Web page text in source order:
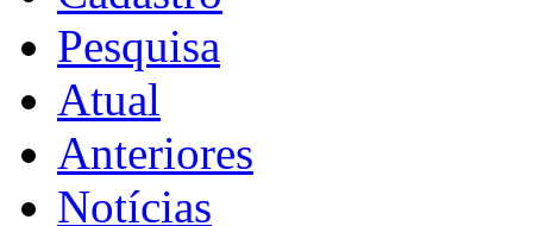
Pesquisa
Atual
Anteriores
Notícias